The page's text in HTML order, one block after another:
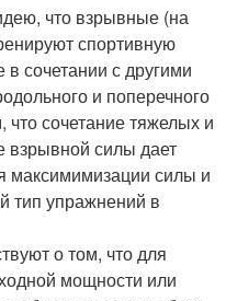
что взрывные (на
спортивную
сочетании с другими
и поперечного
что сочетание тяжелых и
взрывной силы дает
максимимизации силы и
тип упражнений в
о том, что для
мощности или